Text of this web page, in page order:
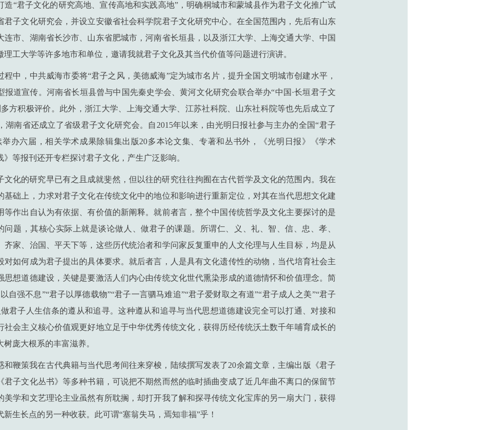
造“君子文化的研究高地、宣传高地和实践高地”，明确桐城市和蒙城县作为君子文化推广试
君子文化研究会，并设立安徽省社会科学院君子文化研究中心。在全国范围内，先后有山东
连市、湖南省长沙市、山东省肥城市，河南省长垣县，以及浙江大学、上海交通大学、中国
理工大学等许多地市和单位，邀请我就君子文化及其当代价值等问题进行演讲。
程中，中共威海市委将“君子之风，美德威海”定为城市名片，提升全国文明城市创建水平，
报道宣传。河南省长垣县曾与中国先秦史学会、黄河文化研究会联合举办“中国·长垣君子文
方积极评价。此外，浙江大学、上海交通大学、江苏社科院、山东社科院等也先后成立了
湖南省还成立了省级君子文化研究会。自2015年以来，由光明日报社参与主办的全国“君子
办六届，相关学术成果除辑集出版20多本论文集、专著和丛书外，《光明日报》《学术
等报刊还开专栏探讨君子文化，产生广泛影响。
文化的研究早已有之且成就斐然，但以往的研究往往拘囿在古代哲学及文化的范围内。我在
基础上，力求对君子文化在传统文化中的地位和影响进行重新定位，对其在当代思想文化建
等作出自认为有依据、有价值的新阐释。就前者言，整个中国传统哲学及文化主要探讨的是
问题，其核心实际上就是谈论做人、做君子的课题。所谓仁、义、礼、智、信、忠、孝、
齐家、治国、平天下等，这些历代统治者和学问家反复重申的人文伦理与人生目标，均是从
对如何成为君子提出的具体要求。就后者言，人是具有文化遗传性的动物，当代培育社会主
思想道德建设，关键是要激活人们内心由传统文化世代熏染形成的道德情怀和价值理念。简
自强不息”“君子以厚德载物”“君子一言驷马难追”“君子爱财取之有道”“君子成人之美”“君子
君子人生信条的遵从和追寻。这种遵从和追寻与当代思想道德建设完全可以打通、对接和
社会主义核心价值观更好地立足于中华优秀传统文化，获得历经传统沃土数千年哺育成长的
庞大根系的丰富滋养。
和鞭策我在古代典籍与当代思考间往来穿梭，陆续撰写发表了20余篇文章，主编出版《君子
君子文化丛书》等多种书籍，可说把不期然而然的临时插曲变成了近几年曲不离口的保留节
美学和文艺理论主业虽然有所耽搁，却打开我了解和探寻传统文化宝库的另一扇大门，获得
生长点的另一种收获。此可谓“塞翁失马，焉知非福”乎！